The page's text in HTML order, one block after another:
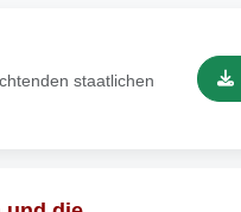
staatlichen